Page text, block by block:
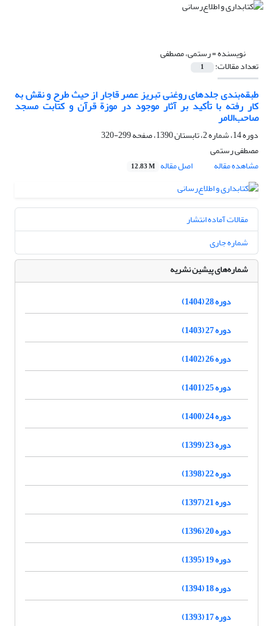
نویسنده =رستمی، مصطفی
تعداد مقالات: 1
طبقه‌بندی جلدهای روغنی تبریز عصر قاجار از حیث طرح و نقش به
کار رفته با تأکید بر آثار موجود در موزة قرآن و کتابت مسجد
صاحب‌الامر
دوره 14، شماره 2، تابستان 1390، صفحه
299-320
مصطفی رستمی
مشاهده مقاله
اصل مقاله 12.83 M
مقالات آماده انتشار
شماره جاری
شماره‌های پیشین نشریه
دوره 28 (1404)
دوره 27 (1403)
دوره 26 (1402)
دوره 25 (1401)
دوره 24 (1400)
دوره 23 (1399)
دوره 22 (1398)
دوره 21 (1397)
دوره 20 (1396)
دوره 19 (1395)
دوره 18 (1394)
دوره 17 (1393)